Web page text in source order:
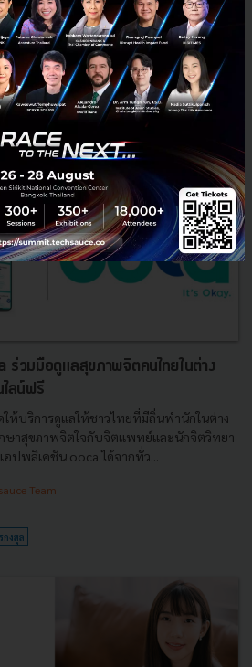
ร่วมมือดูแลสุขภาพจิตคนไทยในต่าง
ลน์ฟรี
ให้บริการดูแลให้ชาวไทยที่มีถิ่นพำนักในต่าง
กษาสุขภาพจิตใจกับจิตแพทย์และนักจิตวิทยา
ปพลิเคชัน ooca ได้จากทั่ว...
Team
กงสุล